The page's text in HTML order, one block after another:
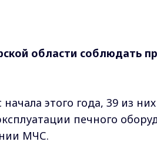
области соблюдать
этого года, 39 из
печного
МЧС.